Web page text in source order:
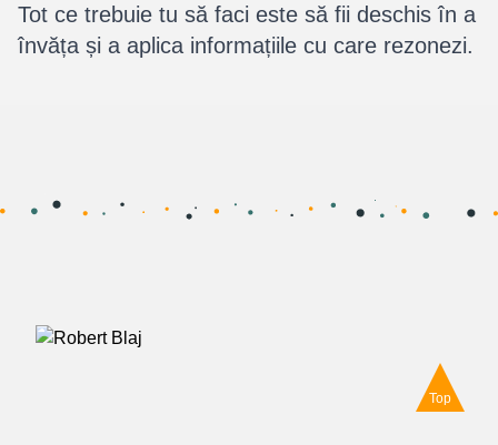
Top
Tot ce trebuie tu să faci este să fii deschis în a
învăța și a aplica informațiile cu care rezonezi.